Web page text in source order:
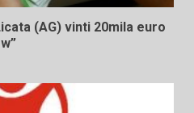
(AG) vinti 20mila euro